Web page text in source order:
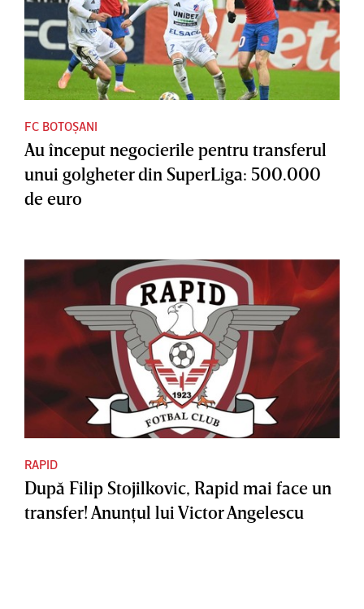
FC BOTOȘANI
Au început negocierile pentru transferul
unui golgheter din SuperLiga: 500.000
de euro
RAPID
După Filip Stojilkovic, Rapid mai face un
transfer! Anunţul lui Victor Angelescu